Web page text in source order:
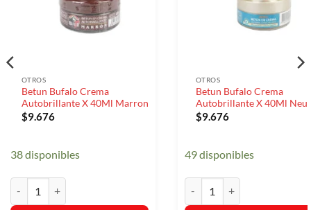
OTROS
Betun Bufalo Crema
Autobrillante X 40Ml Marron
$9.676
38 disponibles
OTROS
Betun Bufalo Crema
Autobrillante X 40Ml
$9.676
49 disponibles